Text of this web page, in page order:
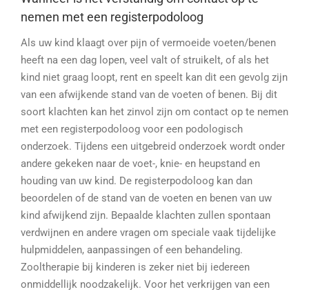
nemen met een registerpodoloog
Als uw kind klaagt over pijn of vermoeide voeten/benen
heeft na een dag lopen, veel valt of struikelt, of als het
kind niet graag loopt, rent en speelt kan dit een gevolg zijn
van een afwijkende stand van de voeten of benen. Bij dit
soort klachten kan het zinvol zijn om contact op te nemen
met een registerpodoloog voor een podologisch
onderzoek. Tijdens een uitgebreid onderzoek wordt onder
andere gekeken naar de voet-, knie- en heupstand en
houding van uw kind. De registerpodoloog kan dan
beoordelen of de stand van de voeten en benen van uw
kind afwijkend zijn. Bepaalde klachten zullen spontaan
verdwijnen en andere vragen om speciale vaak tijdelijke
hulpmiddelen, aanpassingen of een behandeling.
Zooltherapie bij kinderen is zeker niet bij iedereen
onmiddellijk noodzakelijk. Voor het verkrijgen van een